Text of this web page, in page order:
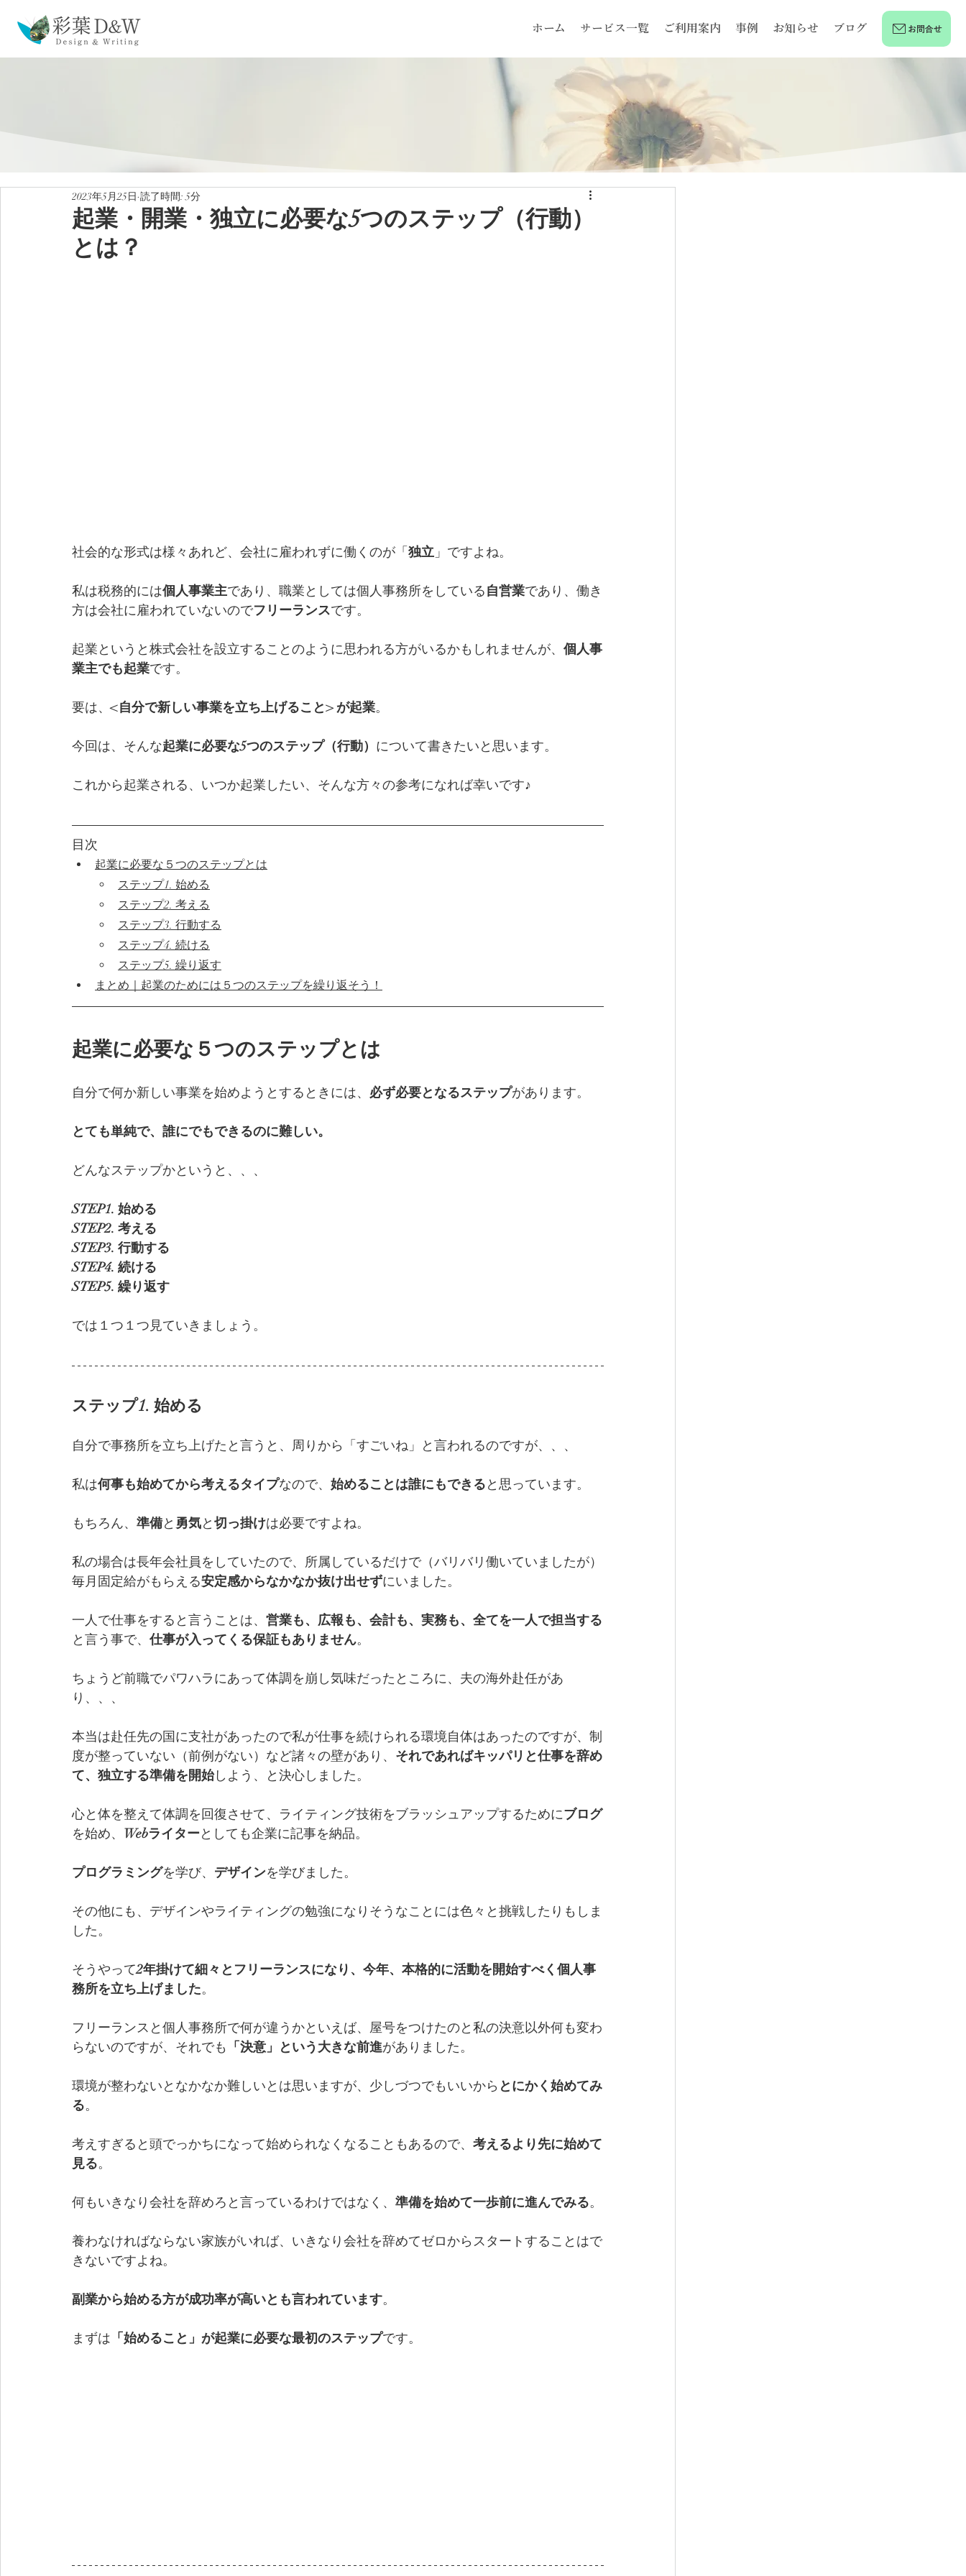
ホーム サービス一覧 ご利用案内 事例 お知らせ ブログ お問合せ
起業・開業・独立に必要な5つのステップ（行動）
とは？
2023年5月25日 読了時間: 5分
社会的な形式は様々あれど、会社に雇われずに働くのが「 独立 」ですよね。
私は税務的には個人事業主であり、職業としては個人事務所をしている自営業であり、働き
方は会社に雇われていないのでフリーランスです。
起業というと株式会社を設立することのように思われる方がいるかもしれませんが、 個人事
業主でも起業です。
要は、<自分で新しい事業を立ち上げること> が起業。
今回は、そんな起業に必要な5つのステップ（行動） について書きたいと思います。
これから起業される、いつか起業したい、そんな方々の参考になれば幸いです♪
目次
起業に必要な５つのステップとは
ステップ1. 始める
ステップ2. 考える
ステップ3. 行動する
ステップ4. 続ける
ステップ5. 繰り返す
まとめ｜起業のためには５つのステップを繰り返そう！
起業に必要な５つのステップとは
自分で何か新しい事業を始めようとするときには、 必ず必要となるステップがあります。
とても単純で、誰にでもできるのに難しい。
どんなステップかというと、、、
STEP1. 始める
STEP2. 考える
STEP3. 行動する
STEP4. 続ける
STEP5. 繰り返す
では１つ１つ見ていきましょう。
ステップ1. 始める
自分で事務所を立ち上げたと言うと、周りから「すごいね」と言われるのですが、、、
私は何事も始めてから考えるタイプなので、 始めることは誰にもできると思っています。
もちろん、 準備と 勇気と切っ掛けは必要ですよね。
私の場合は長年会社員をしていたので、所属しているだけで（バリバリ働いていましたが）
毎月固定給がもらえる安定感からなかなか抜け出せずにいました。
一人で仕事をすると言うことは、 営業も、広報も、会計も、実務も、全てを一人で担当する
と言う事で、 仕事が入ってくる保証もありません。
ちょうど前職でパワハラにあって体調を崩し気味だったところに、夫の海外赴任があ
り、、、
本当は赴任先の国に支社があったので私が仕事を続けられる環境自体はあったのですが、制
度が整っていない（前例がない）など諸々の壁があり、 それであればキッパリと仕事を辞め
て、独立する準備を開始しよう、と決心しました。
心と体を整えて体調を回復させて、ライティング技術をブラッシュアップするためにブログ
を始め、 Webライターとしても企業に記事を納品。
プログラミングを学び、 デザインを学びました。
その他にも、デザインやライティングの勉強になりそうなことには色々と挑戦したりもしま
した。
そうやって2年掛けて細々とフリーランスになり、今年、本格的に活動を開始すべく個人事
務所を立ち上げました。
フリーランスと個人事務所で何が違うかといえば、屋号をつけたのと私の決意以外何も変わ
らないのですが、それでも 「決意」という大きな前進がありました。
環境が整わないとなかなか難しいとは思いますが、少しづつでもいいから とにかく始めてみ
る。
考えすぎると頭でっかちになって始められなくなることもあるので、 考えるより先に始めて
見る。
何もいきなり会社を辞めろと言っているわけではなく、 準備を始めて一歩前に進んでみる。
養わなければならない家族がいれば、いきなり会社を辞めてゼロからスタートすることはで
きないですよね。
副業から始める方が成功率が高いとも言われています。
まずは 「始めること」が起業に必要な最初のステップです。